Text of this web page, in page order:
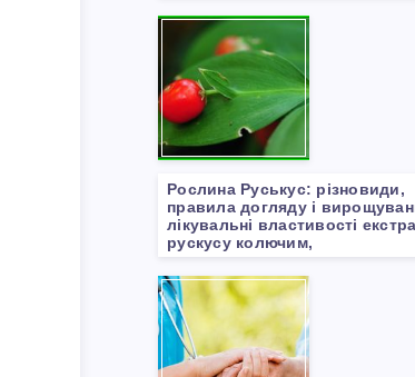
Рослина Руськус: різновиди,
правила догляду і
лікувальні властивості
рускусу колючим,